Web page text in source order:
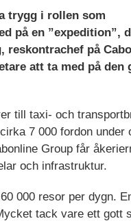
trygg i rollen som
på en ”expedition”,
reskontrachef på
att ta med på den
till taxi- och
7 000 fordon under
Group får
och infrastruktur.
000 resor per dygn.
tack vare ett gott